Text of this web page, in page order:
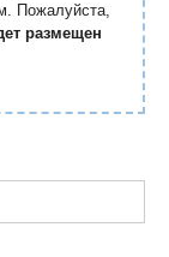
Пожалуйста,
размещен